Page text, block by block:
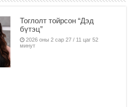
Тоглолт тойрсон “Дэд
бүтэц”
2026 оны 2 сар 27 / 11 цаг 52
минут